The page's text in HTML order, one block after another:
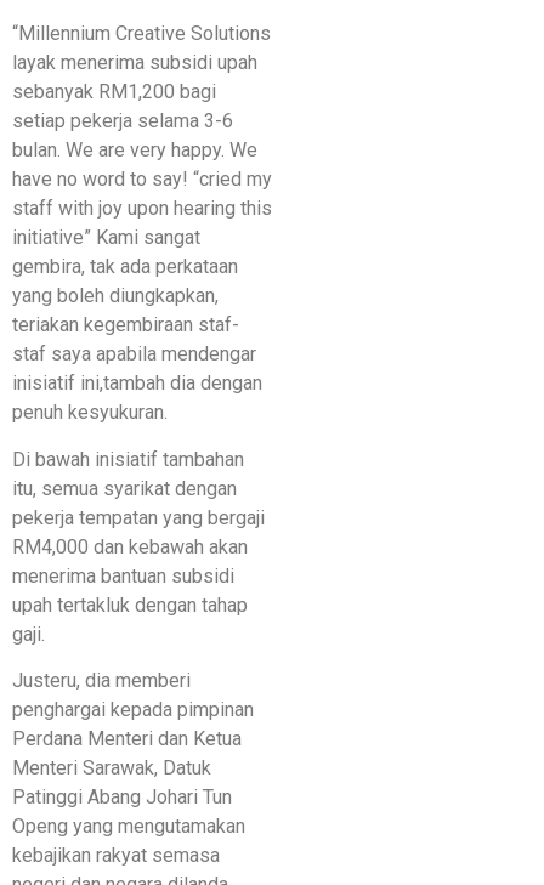
“Millennium Creative Solutions
layak menerima subsidi upah
sebanyak RM1,200 bagi
setiap pekerja selama 3-6
bulan. We are very happy. We
have no word to say! “cried my
staff with joy upon hearing this
initiative” Kami sangat
gembira, tak ada perkataan
yang boleh diungkapkan,
teriakan kegembiraan staf-
staf saya apabila mendengar
inisiatif ini,tambah dia dengan
penuh kesyukuran.
Di bawah inisiatif tambahan
itu, semua syarikat dengan
pekerja tempatan yang bergaji
RM4,000 dan kebawah akan
menerima bantuan subsidi
upah tertakluk dengan tahap
gaji.
Justeru, dia memberi
penghargai kepada pimpinan
Perdana Menteri dan Ketua
Menteri Sarawak, Datuk
Patinggi Abang Johari Tun
Openg yang mengutamakan
kebajikan rakyat semasa